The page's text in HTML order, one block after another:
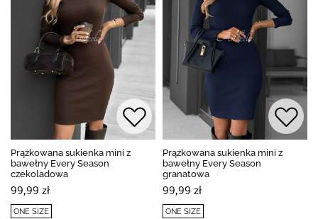
Prążkowana sukienka mini z
bawełny Every Season
czekoladowa
99,99 zł
ONE SIZE
Prążkowana sukienka mini z
bawełny Every Season
granatowa
99,99 zł
ONE SIZE